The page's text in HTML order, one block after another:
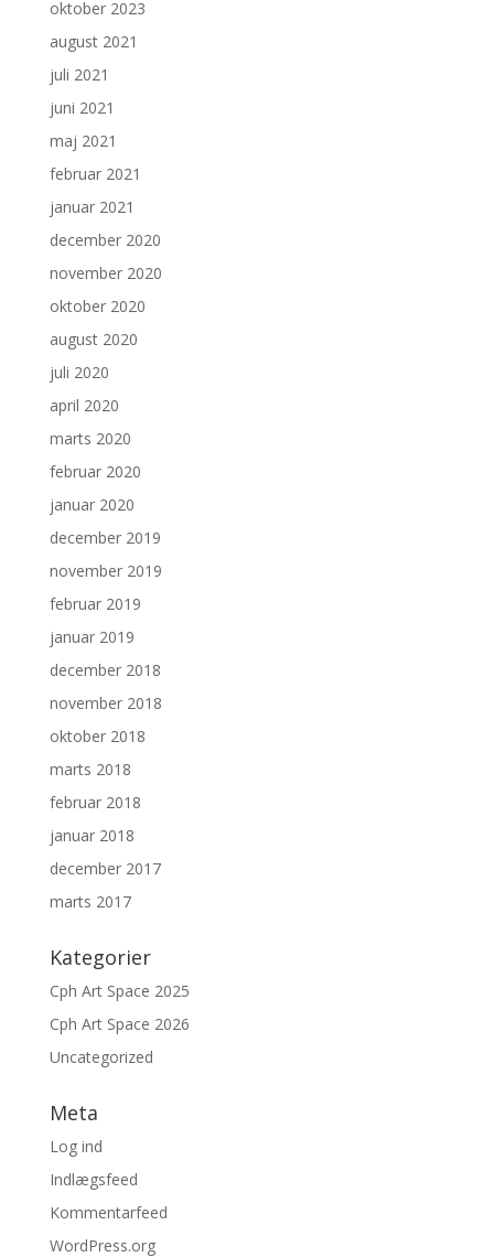
oktober 2023
august 2021
juli 2021
juni 2021
maj 2021
februar 2021
januar 2021
december 2020
november 2020
oktober 2020
august 2020
juli 2020
april 2020
marts 2020
februar 2020
januar 2020
december 2019
november 2019
februar 2019
januar 2019
december 2018
november 2018
oktober 2018
marts 2018
februar 2018
januar 2018
december 2017
marts 2017
Kategorier
Cph Art Space 2025
Cph Art Space 2026
Uncategorized
Meta
Log ind
Indlægsfeed
Kommentarfeed
WordPress.org